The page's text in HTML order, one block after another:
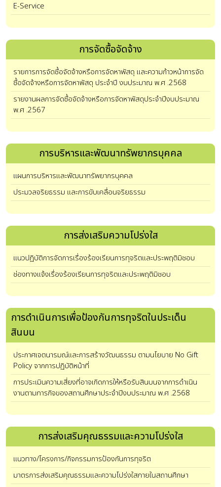
E-Service
การจัดซื้อจัดจ้าง
รายการการจัดซื้อจัดจ้างหรือการจัดหาพัสดุ และความก้าวหน้าการจัด
ซื้อจัดจ้างหรือการจัดหาพัสดุ ประจำปี งบประมาณ พ.ศ .2568
รายงานผลการจัดซื้อจัดจ้างหรือการจัดหาพัสดุประจำปีงบประมาณ
พ.ศ .2567
การบริหารและพัฒนาทรัพยากรบุคคล
แผนการบริหารและพัฒนาทรัพยากรบุคคล
ประมวลจริยธรรม และการขับเคลื่อนจริยธรรม
การส่งเสริมความโปร่งใส
แนวปฏิบัติการจัดการเรื่องร้องเรียนการทุจริตและประพฤติมิชอบ
ช่องทางแจ้งเรื่องร้องเรียนการทุจริตและประพฤติมิชอบ
การดําเนินการเพื่อป้องกันการทุจริตในประเด็น
สินบน
ประกาศเจตนารมณ์และการสร้างวัฒนธรรม ตามนโยบาย No Gift
Policy จากการปฏิบัติหน้าที่
การประเมินความเสี่ยงที่อาจเกิดการให้หรือรับสินบนจากการดำเนิน
งานตามภารกิจของสถานศึกษาประจำปีงบประมาณ พ.ศ .2568
การส่งเสริมคุณธรรมและความโปร่งใส
แนวทาง/โครงการ/กิจกรรมการป้องกันการทุจริต
มาตรการส่งเสริมคุณธรรมและความโปร่งใสภายในสถานศึกษา